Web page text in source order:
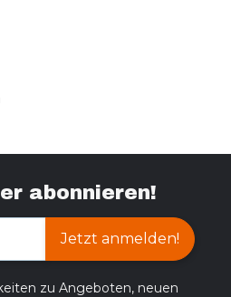
abonnieren!
Jetzt anmelden!
zu Angeboten, neuen